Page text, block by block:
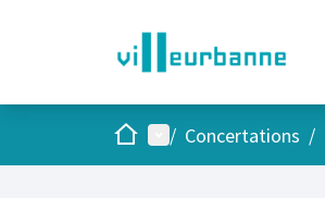
AccueilMenu principal
/ Concertations /